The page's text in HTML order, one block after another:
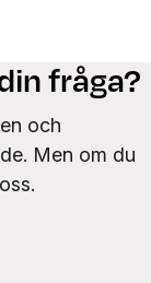
fråga?
och
Men om du